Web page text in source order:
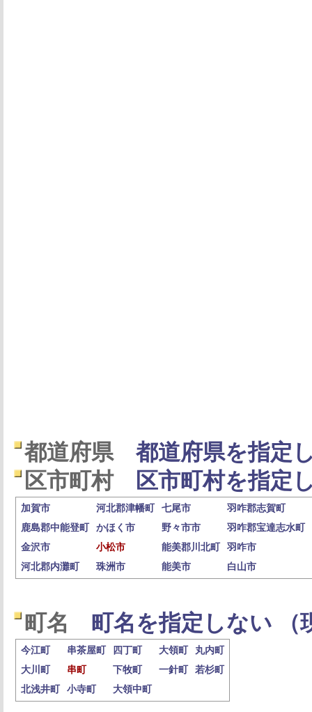
都道府県
都道府県を指定
区市町村
区市町村を指定
加賀市 河北郡津幡町 七尾市
羽咋郡志賀町
鹿島郡中能登町
かほく市 野々市市
羽咋郡宝達志水町
金沢市
小松市 能美郡川北町
羽咋市
河北郡内灘町
珠洲市 能美市 白山市
町名 町名を指定しない （
今江町 串茶屋町 四丁町 大領町
丸内町
大川町
串町 下牧町 一針町
若杉町
北浅井町
小寺町 大領中町